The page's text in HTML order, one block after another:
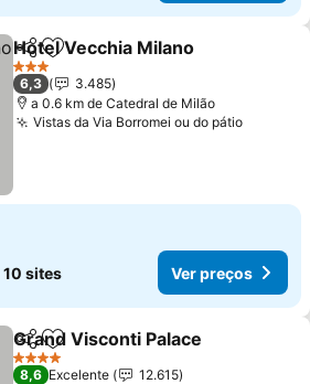
PartilharAdicionar aos favoritos
Hotel Vecchia Milano
3 Estrelas
6,3
3.485
a 0.6 km de Catedral de Milão
Vistas da Via Borromei ou do pátio
10 sites Ver preços
PartilharAdicionar aos favoritos
Grand Visconti Palace
4 Estrelas
8,6 Excelente
12.615